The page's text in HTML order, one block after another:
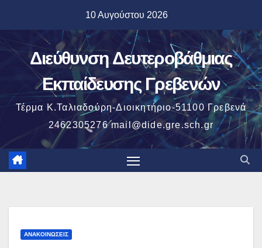
περιεχόμενο
10 Αυγούστου 2026
Διεύθυνση Δευτεροβάθμιας
Εκπαίδευσης Γρεβενών
Τέρμα Κ.Ταλιαδούρη-Διοικητήριο-51100 Γρεβενά
2462305276 mail@dide.gre.sch.gr
ΑΝΑΚΟΙΝΏΣΕΙΣ